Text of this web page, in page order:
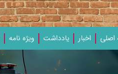
اخبار یادداشت‌ ویژه‌ نامه‌